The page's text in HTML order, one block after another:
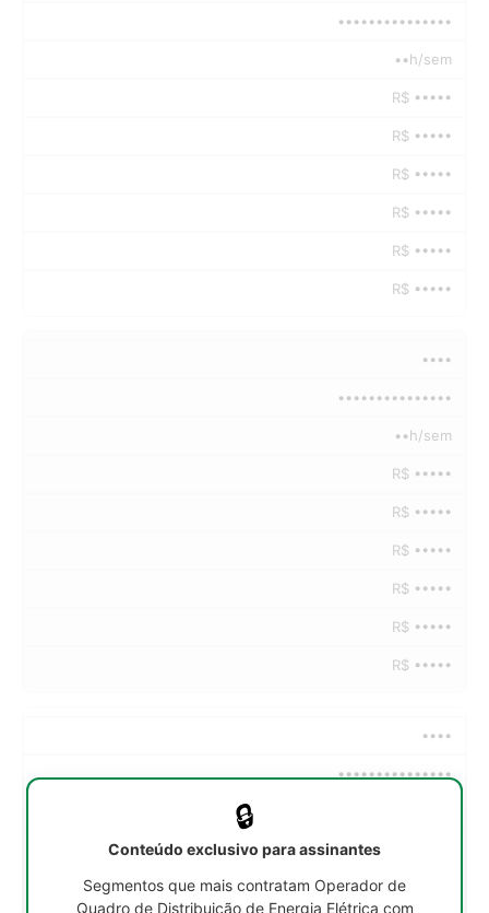
•••••••••••••••
••h/sem
R$ •••••
R$ •••••
R$ •••••
R$ •••••
R$ •••••
R$ •••••
••••
•••••••••••••••
••h/sem
R$ •••••
R$ •••••
R$ •••••
R$ •••••
R$ •••••
R$ •••••
••••
•••••••••••••••
R$ •••••
🔒
Conteúdo exclusivo para assinantes
Segmentos que mais contratam Operador de
Quadro de Distribuição de Energia Elétrica com